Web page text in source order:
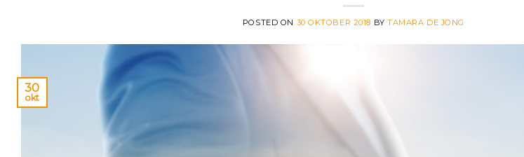
POSTED ON 30 OKTOBER 2018 BYTAMARA DE JONG
30
okt